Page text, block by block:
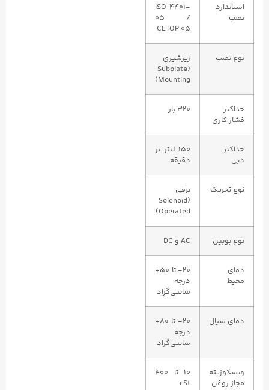
استاندارد
نصب
ISO 4401-
05 /
CETOP 05
نوع نصب
زیرشیری
(Subplate
Mounting)
حداکثر
فشار کاری
۳۲۰ بار
حداکثر
دبی
۱۵۰ لیتر بر
دقیقه
نوع تحریک
برقی
(Solenoid
Operated)
نوع بوبین AC و DC
دمای
محیط
۲۰- تا ۵۰+
درجه
سانتی‌گراد
دمای سیال
۲۰- تا ۸۰+
درجه
سانتی‌گراد
ویسکوزیته
مجاز روغن
۱۰ تا ۴۰۰
cSt